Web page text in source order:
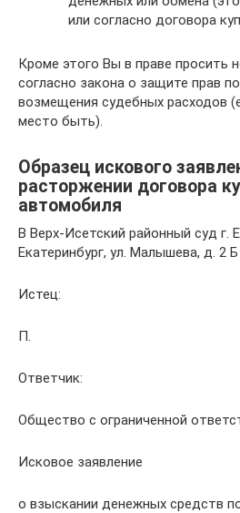
или согласно договора
Кроме этого Вы в праве просить
согласно закона о защите прав
возмещения судебных расходов
место быть).
Образец искового
расторжении договора
автомобиля
В Верх-Исетский районный суд г.
Екатеринбург, ул. Малышева, д. 2 Б
Истец:
П.
Ответчик:
Общество с ограниченной
Исковое заявление
о взыскании денежных средств